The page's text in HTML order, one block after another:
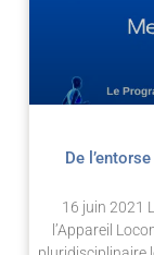
De
16 juin 2021
l’Appareil